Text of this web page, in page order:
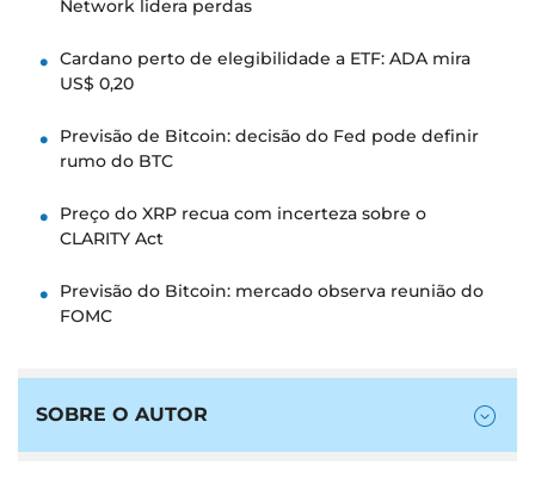
Network lidera perdas
Cardano perto de elegibilidade a ETF: ADA mira
US$ 0,20
Previsão de Bitcoin: decisão do Fed pode definir
rumo do BTC
Preço do XRP recua com incerteza sobre o
CLARITY Act
Previsão do Bitcoin: mercado observa reunião do
FOMC
SOBRE O AUTOR